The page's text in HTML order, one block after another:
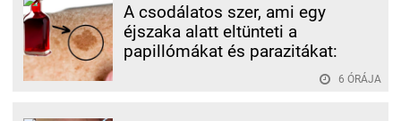
A csodálatos szer, ami egy
éjszaka alatt eltünteti a
papillómákat és parazitákat:
6 ÓRÁJA